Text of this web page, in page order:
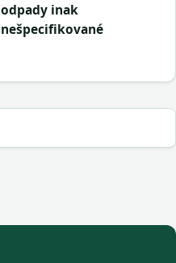
odpady inak
nešpecifikované